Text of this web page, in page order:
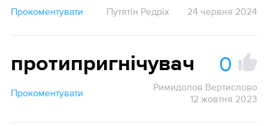
Прокоментувати
Путятін Редріх 24 червня 2024
протипригнічувач 0
Прокоментувати
Римидолов Вертислово
12 жовтня 2023